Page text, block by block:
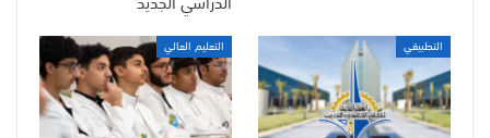
التطبيقي التعليم العالي